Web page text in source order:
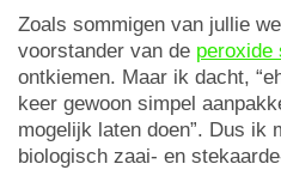
Zoals sommigen van jullie
voorstander van de peroxide
ontkiemen. Maar ik dacht,
keer gewoon simpel
mogelijk laten doen”. Dus ik
biologisch zaai- en